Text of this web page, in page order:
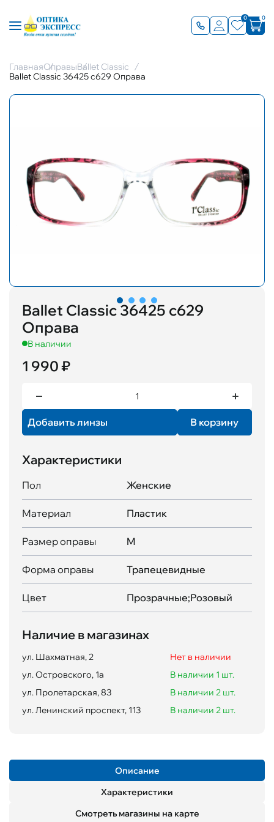
0 0
ГлавнаяОправыBallet Classic
Ballet Classic 36425 с629 Оправа
Ballet Classic 36425 с629
Оправа
В наличии
1 990 ₽
Добавить линзы В корзину
Характеристики
Пол Женские
Материал Пластик
Размер оправы M
Форма оправы Трапецевидные
Цвет Прозрачные;Розовый
Наличие в магазинах
ул. Шахматная, 2
Нет в наличии
ул. Островского, 1а
В наличии 1 шт.
ул. Пролетарская, 83
В наличии 2 шт.
ул. Ленинский проспект, 113
В наличии 2 шт.
Описание
Характеристики
Смотреть магазины на карте